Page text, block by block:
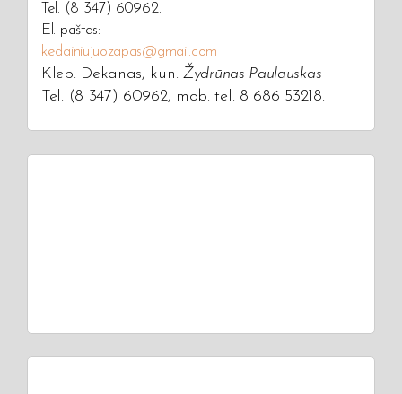
Tel. (8 347) 60962.
El. paštas:
kedainiujuozapas@gmail.com
Kleb. Dekanas, kun. Žydrūnas Paulauskas
Tel. (8 347) 60962, mob. tel. 8 686 53218.